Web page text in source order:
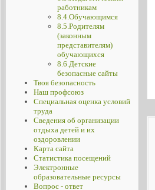
работникам
8.4.Обучающимся
8.5.Родителям
(законным
представителям)
обучающихся
8.6.Детские
безопасные сайты
Твоя безопасность
Наш профсоюз
Специальная оценка условий
труда
Сведения об организации
отдыха детей и их
оздоровлении
Карта сайта
Статистика посещений
Электронные
образовательные ресурсы
Вопрос - ответ